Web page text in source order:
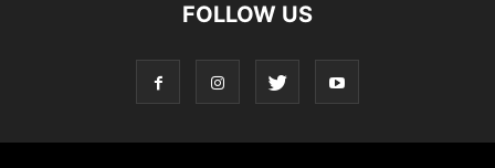
FOLLOW US